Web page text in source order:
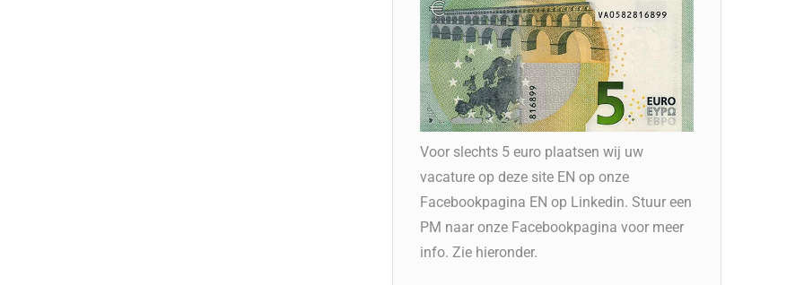
Voor slechts 5 euro plaatsen wij uw
vacature op deze site EN op onze
Facebookpagina EN op Linkedin. Stuur een
PM naar onze Facebookpagina voor meer
info. Zie hieronder.